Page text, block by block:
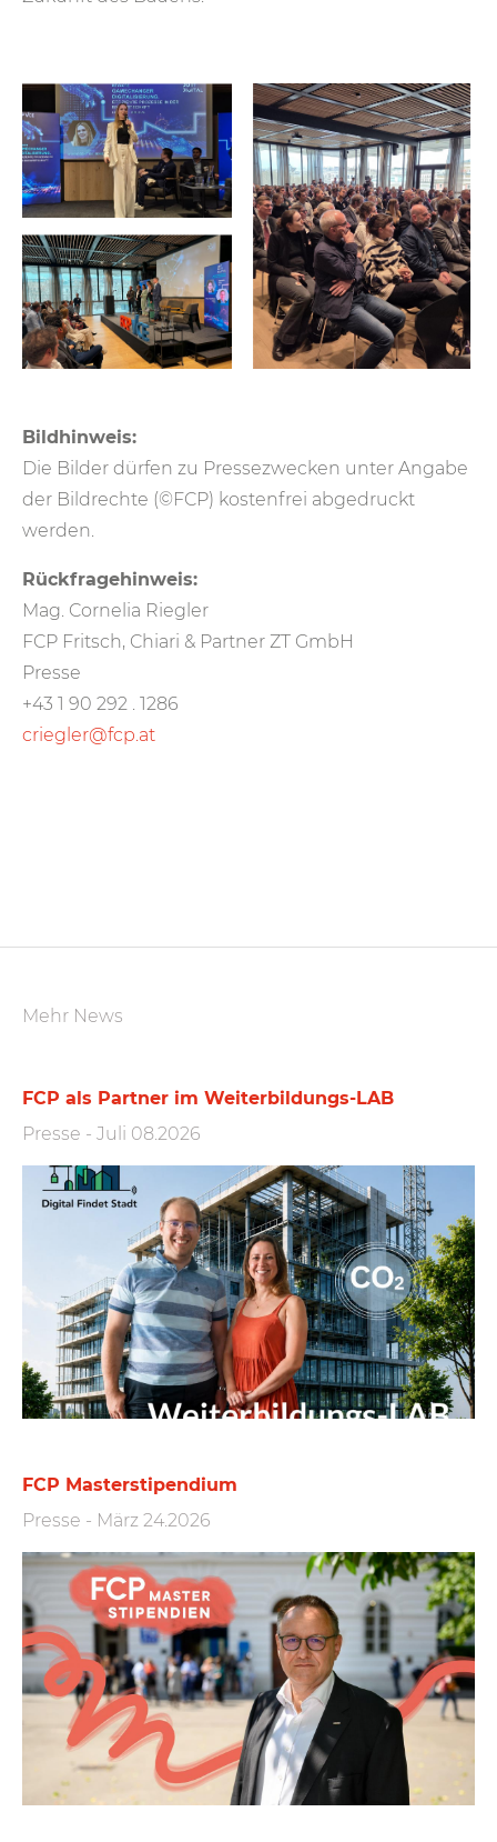
Bildhinweis:
Die Bilder dürfen zu Pressezwecken unter Angabe
der Bildrechte (©FCP) kostenfrei abgedruckt
werden.
Rückfragehinweis:
Mag. Cornelia Riegler
FCP Fritsch, Chiari & Partner ZT GmbH
Presse
+43 1 90 292 . 1286
criegler@fcp.at
Mehr News
FCP als Partner im Weiterbildungs-LAB
Presse - Juli 08.2026
FCP Masterstipendium
Presse - März 24.2026